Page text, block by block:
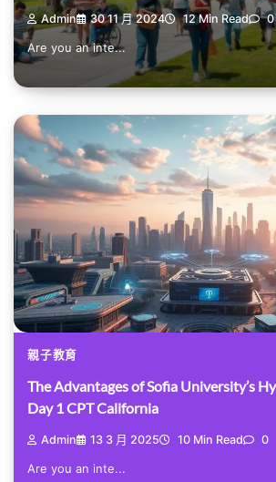
Admin 30 11 月 2024 12 Min Read 0
Are you an inte...
親子教育
The Advantages of Sofia University’s
Day 1 CPT California
Admin 13 3 月 2025 10 Min Read 0
Are you an inte...